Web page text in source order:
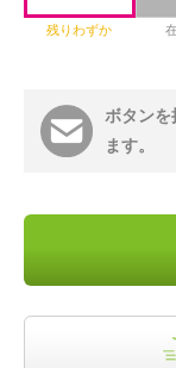
残りわずか
ボタンを
ます。